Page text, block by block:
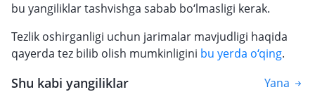
bu yangiliklar tashvishga sabab bo‘lmasligi kerak.
Tezlik oshirganligi uchun jarimalar mavjudligi haqida
qayerda tez bilib olish mumkinligini bu yerda o‘qing.
Shu kabi yangiliklar Yana